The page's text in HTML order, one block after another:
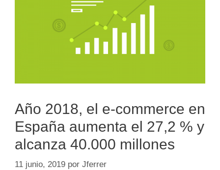
Año 2018, el e-commerce en
España aumenta el 27,2 % y
alcanza 40.000 millones
11 junio, 2019 por Jferrer